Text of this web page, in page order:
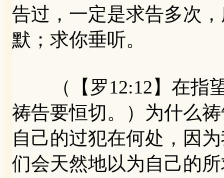
告过，一定是求告多次
默；求你垂听。
（【罗12:12】在指望
祷告要恒切。）为什么
自己的过犯在何处，因
们会天然地以为自己的